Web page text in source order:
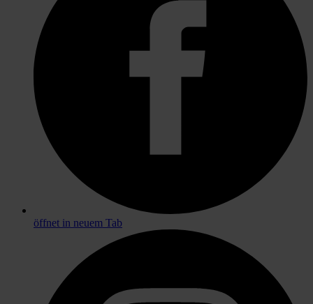
öffnet in neuem Tab